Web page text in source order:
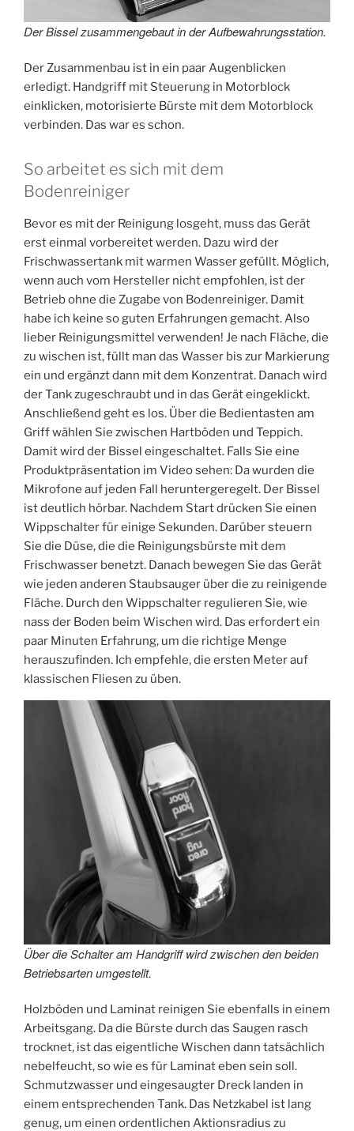
Der Bissel zusammengebaut in der Aufbewahrungsstation.
Der Zusammenbau ist in ein paar Augenblicken
erledigt. Handgriff mit Steuerung in Motorblock
einklicken, motorisierte Bürste mit dem Motorblock
verbinden. Das war es schon.
So arbeitet es sich mit dem
Bodenreiniger
Bevor es mit der Reinigung losgeht, muss das Gerät
erst einmal vorbereitet werden. Dazu wird der
Frischwassertank mit warmen Wasser gefüllt. Möglich,
wenn auch vom Hersteller nicht empfohlen, ist der
Betrieb ohne die Zugabe von Bodenreiniger. Damit
habe ich keine so guten Erfahrungen gemacht. Also
lieber Reinigungsmittel verwenden! Je nach Fläche, die
zu wischen ist, füllt man das Wasser bis zur Markierung
ein und ergänzt dann mit dem Konzentrat. Danach wird
der Tank zugeschraubt und in das Gerät eingeklickt.
Anschließend geht es los. Über die Bedientasten am
Griff wählen Sie zwischen Hartböden und Teppich.
Damit wird der Bissel eingeschaltet. Falls Sie eine
Produktpräsentation im Video sehen: Da wurden die
Mikrofone auf jeden Fall heruntergeregelt. Der Bissel
ist deutlich hörbar. Nachdem Start drücken Sie einen
Wippschalter für einige Sekunden. Darüber steuern
Sie die Düse, die die Reinigungsbürste mit dem
Frischwasser benetzt. Danach bewegen Sie das Gerät
wie jeden anderen Staubsauger über die zu reinigende
Fläche. Durch den Wippschalter regulieren Sie, wie
nass der Boden beim Wischen wird. Das erfordert ein
paar Minuten Erfahrung, um die richtige Menge
herauszufinden. Ich empfehle, die ersten Meter auf
klassischen Fliesen zu üben.
Über die Schalter am Handgriff wird zwischen den beiden
Betriebsarten umgestellt.
Holzböden und Laminat reinigen Sie ebenfalls in einem
Arbeitsgang. Da die Bürste durch das Saugen rasch
trocknet, ist das eigentliche Wischen dann tatsächlich
nebelfeucht, so wie es für Laminat eben sein soll.
Schmutzwasser und eingesaugter Dreck landen in
einem entsprechenden Tank. Das Netzkabel ist lang
genug, um einen ordentlichen Aktionsradius zu